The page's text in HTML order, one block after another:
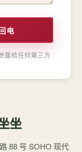
电
露给任何第三方
坐
88 号 SOHO 现代